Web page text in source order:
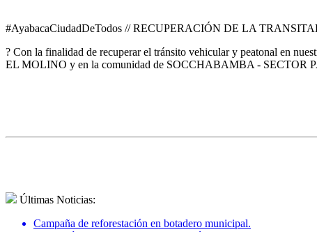
#AyabacaCiudadDeTodos // RECUPERACIÓN DE LA
? Con la finalidad de recuperar el tránsito vehicular y peatonal en
EL MOLINO y en la comunidad de SOCCHABAMBA - SECTOR
Últimas Noticias:
Campaña de reforestación en botadero municipal.